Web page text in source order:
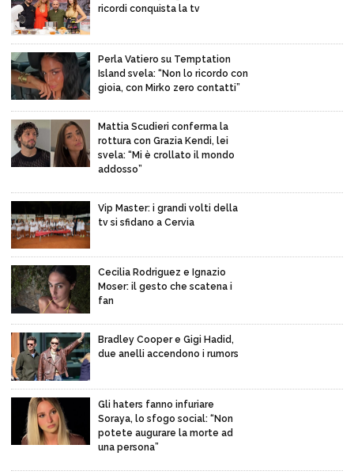
ricordi conquista la tv
Perla Vatiero su Temptation
Island svela: “Non lo ricordo con
gioia, con Mirko zero contatti”
Mattia Scudieri conferma la
rottura con Grazia Kendi, lei
svela: “Mi è crollato il mondo
addosso”
Vip Master: i grandi volti della
tv si sfidano a Cervia
Cecilia Rodriguez e Ignazio
Moser: il gesto che scatena i
fan
Bradley Cooper e Gigi Hadid,
due anelli accendono i rumors
Gli haters fanno infuriare
Soraya, lo sfogo social: “Non
potete augurare la morte ad
una persona”